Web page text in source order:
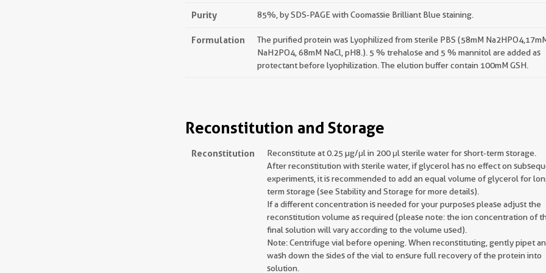
Purity 85%, by SDS-PAGE with Coomassie Brilliant Blue staining.
Formulation
The purified protein was Lyophilized from sterile PBS (58mM
NaH2PO4, 68mM NaCl, pH8.). 5 % trehalose and 5 % mannitol are added as
protectant before lyophilization. The elution buffer contain 100mM GSH.
Reconstitution and Storage
Reconstitution
Reconstitute at 0.25 µg/μl in 200 μl sterile water for short-term storage.
After reconstitution with sterile water, if glycerol has no effect on
experiments, it is recommended to add an equal volume of glycerol for
term storage (see Stability and Storage for more details).
If a different concentration is needed for your purposes please adjust the
reconstitution volume as required (please note: the ion concentration of
final solution will vary according to the volume used).
Note: Centrifuge vial before opening. When reconstituting, gently pipet
wash down the sides of the vial to ensure full recovery of the protein into
solution.